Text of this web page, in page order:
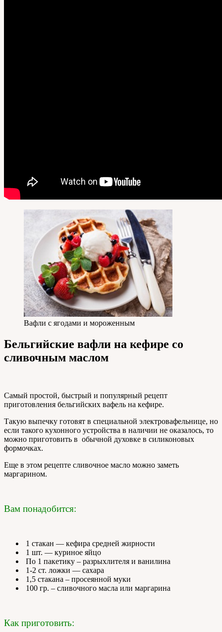
Вафли с ягодами и мороженным
Бельгийские вафли на кефире со
сливочным маслом
Самый простой, быстрый и популярный рецепт
приготовления бельгийских вафель на кефире.
Такую выпечку готовят в специальной электровафельнице, но
если такого кухонного устройства в наличии не оказалось, то
можно приготовить в обычной духовке в силиконовых
формочках.
Еще в этом рецепте сливочное масло можно заметь
маргарином.
Вам понадобится:
1 стакан — кефира средней жирности
1 шт. — куриное яйцо
По 1 пакетику – разрыхлителя и ванилина
1-2 ст. ложки — сахара
1,5 стакана – просеянной муки
100 гр. – сливочного масла или маргарина
Как приготовить: